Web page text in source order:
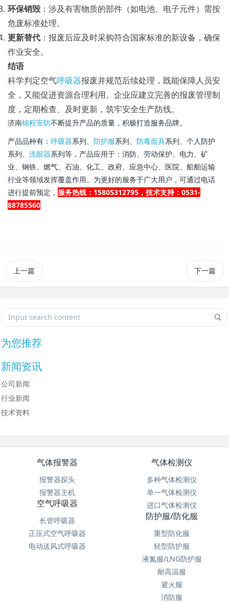
环保销毁 ：涉及有害物质的部件（如电池、电子元件）需按
危废标准处理。
更新替代 ：报废后应及时采购符合国家标准的新设备，确保
作业安全。
结语
科学判定空气呼吸器报废并规范后续处理，既能保障人员安
全，又能促进资源合理利用。企业应建立完善的报废管理制
度，定期检查、及时更新，筑牢安全生产防线。
济南锦程安防不断提升产品的质量，积极打造服务品牌。
产品品种有： 呼吸器系列、 防护服系列、 防毒面具系列、个人防护
系列、 洗眼器系列等，产品应用于：消防、劳动保护、电力、矿
业、钢铁、燃气、石油、化工、政府、应急中心、医院、船舶运输
行业等领域发挥覆盖作用。为更好的服务于广大用户，可通过电话
进行提前预定， 服务热线：15805312795，技术支持：0531-
88785560
上一篇 下一篇
为您推荐
新闻资讯
公司新闻
行业新闻
技术资料
气体报警器
报警器探头
报警器主机
气体检测仪
多种气体检测仪
单一气体检测仪
进口气体检测仪
空气呼吸器
长管呼吸器
正压式空气呼吸器
电动送风式呼吸器
防护服/防化服
重型防化服
轻型防护服
液氮服/LNG防护服
耐高温服
避火服
消防服